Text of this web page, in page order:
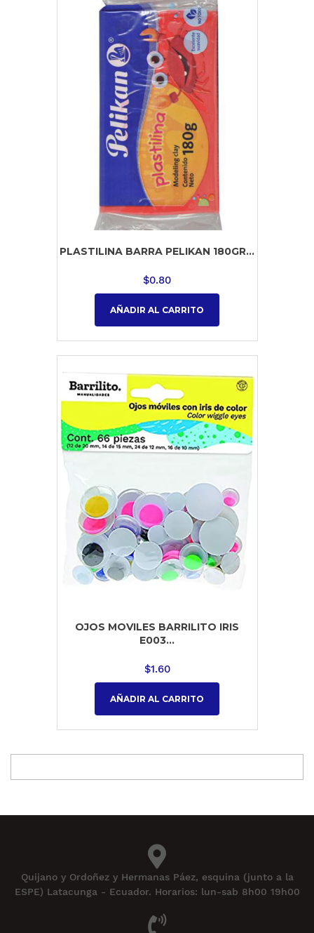
PLASTILINA BARRA PELIKAN 180GR...
$0.80
AÑADIR AL CARRITO
OJOS MOVILES BARRILITO IRIS
E003...
$1.60
AÑADIR AL CARRITO
Quijano y Ordoñez y Hermanas Páez, esquina (junto a la
ESPE) Latacunga - Ecuador. Horarios: lun-sab 8h00 19h00